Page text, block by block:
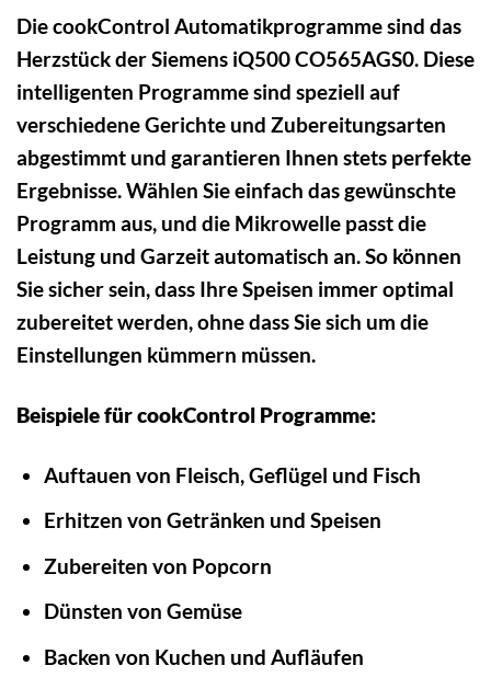
Die cookControl Automatikprogramme sind das
Herzstück der Siemens iQ500 CO565AGS0. Diese
intelligenten Programme sind speziell auf
verschiedene Gerichte und Zubereitungsarten
abgestimmt und garantieren Ihnen stets perfekte
Ergebnisse. Wählen Sie einfach das gewünschte
Programm aus, und die Mikrowelle passt die
Leistung und Garzeit automatisch an. So können
Sie sicher sein, dass Ihre Speisen immer optimal
zubereitet werden, ohne dass Sie sich um die
Einstellungen kümmern müssen.
Beispiele für cookControl Programme:
Auftauen von Fleisch, Geflügel und Fisch
Erhitzen von Getränken und Speisen
Zubereiten von Popcorn
Dünsten von Gemüse
Backen von Kuchen und Aufläufen